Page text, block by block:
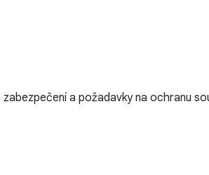
a požadavky na ochranu